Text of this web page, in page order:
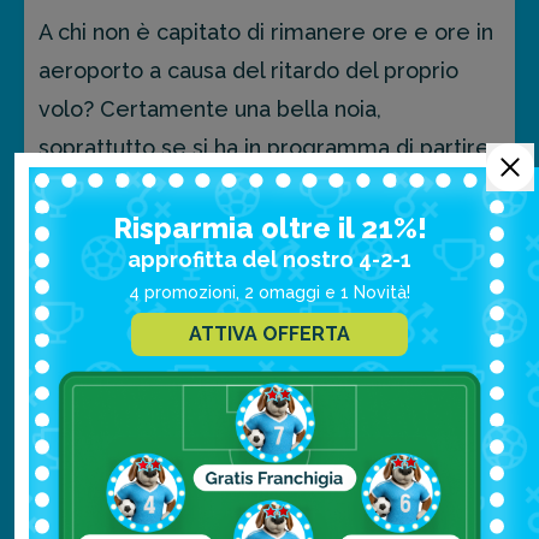
Successivamente potraicontattare l’ufficio
sinistriper aprire una pratica di rimborso
A chi non è capitato di rimanere ore e ore in
aeroporto a causa del ritardo del proprio
volo? Certamente una bella noia,
soprattutto se si ha in programma di partire
per un viaggio studio.
Per permetterti di affrontare al meglio
anche questo tipo di imprevisto, Columbus
Assicurazioni ti ricorda chesottoscrivendo
la
polizza viaggio singolo
“Assistenza+Bagaglio+Cancellazione
una
polizza Annuale Multiviaggio
richiedere un indennizzo in caso di ritardo
del volo di andata o di ritorno.
leggi di più
Responsabilità civile
Anche quando si vive per un periodo lontano
da casa, incidenti piccoli o grandi possono
Risparmia oltre il 21%!
approfitta del nostro 4-2-1
4 promozioni, 2 omaggi e 1 Novità!
ATTIVA OFFERTA